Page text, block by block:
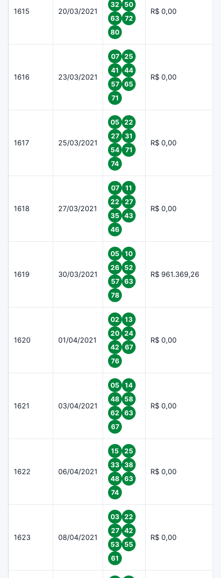
1615 20/03/2021
32
50
63
72
80
R$ 0,00
1616 23/03/2021
07
25
41
44
57
65
71
R$ 0,00
1617 25/03/2021
05
22
27
31
54
71
74
R$ 0,00
1618 27/03/2021
07
11
22
27
35
43
46
R$ 0,00
1619 30/03/2021
05
10
26
52
57
63
78
R$ 961.369,26
1620 01/04/2021
02
13
20
24
42
67
76
R$ 0,00
1621 03/04/2021
05
14
48
58
62
63
67
R$ 0,00
1622 06/04/2021
15
25
33
38
48
63
74
R$ 0,00
1623 08/04/2021
03
22
27
42
53
55
61
R$ 0,00